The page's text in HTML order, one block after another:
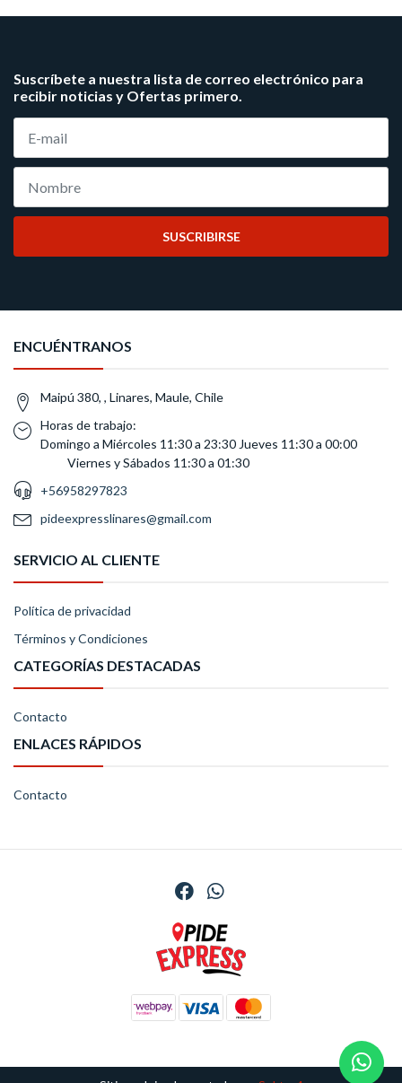
Suscríbete a nuestra lista de correo electrónico para
recibir noticias y Ofertas primero.
SUSCRIBIRSE
ENCUÉNTRANOS
Maipú 380, , Linares, Maule, Chile
Horas de trabajo:
Domingo a Miércoles 11:30 a 23:30 Jueves 11:30 a 00:00
Viernes y Sábados 11:30 a 01:30
+56958297823
pideexpresslinares@gmail.com
SERVICIO AL CLIENTE
Política de privacidad
Términos y Condiciones
CATEGORÍAS DESTACADAS
Contacto
ENLACES RÁPIDOS
Contacto